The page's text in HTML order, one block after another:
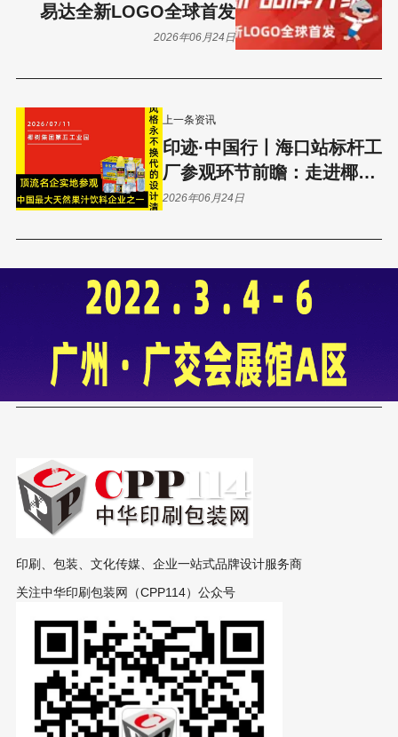
上一条资讯
印迹·中国行丨海口站标杆工
厂参观环节前瞻：走进椰树
集团
2026年06月24日
易达全新LOGO全球首发
2026年06月24日
印刷、包装、文化传媒、企业一站式品牌设计服务商
关注中华印刷包装网（CPP114）公众号